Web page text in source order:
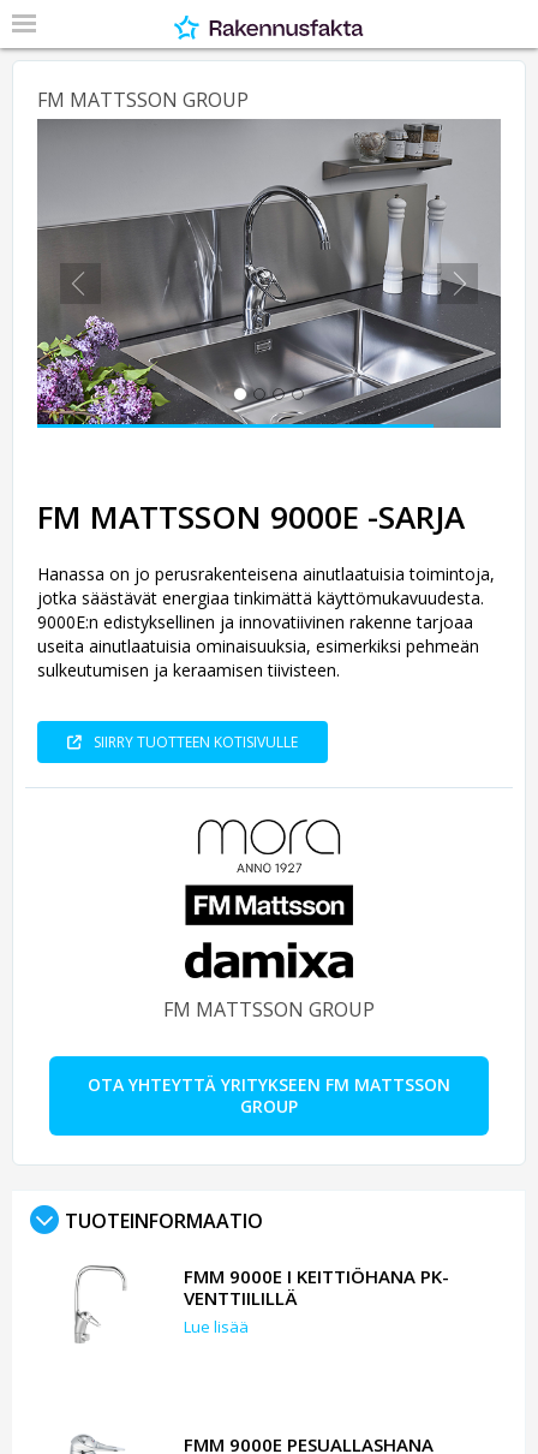
FM MATTSSON GROUP
Previous
FM MATTSSON 9000E -SARJA
Hanassa on jo perusrakenteisena ainutlaatuisia toimintoja,
jotka säästävät energiaa tinkimättä käyttömukavuudesta.
9000E:n edistyksellinen ja innovatiivinen rakenne tarjoaa
useita ainutlaatuisia ominaisuuksia, esimerkiksi pehmeän
sulkeutumisen ja keraamisen tiivisteen.
SIIRRY TUOTTEEN KOTISIVULLE
FM MATTSSON GROUP
OTA YHTEYTTÄ YRITYKSEEN FM MATTSSON
GROUP
TUOTEINFORMAATIO
FMM 9000E I KEITTIÖHANA PK-
VENTTIILILLÄ
Lue lisää
FMM 9000E PESUALLASHANA